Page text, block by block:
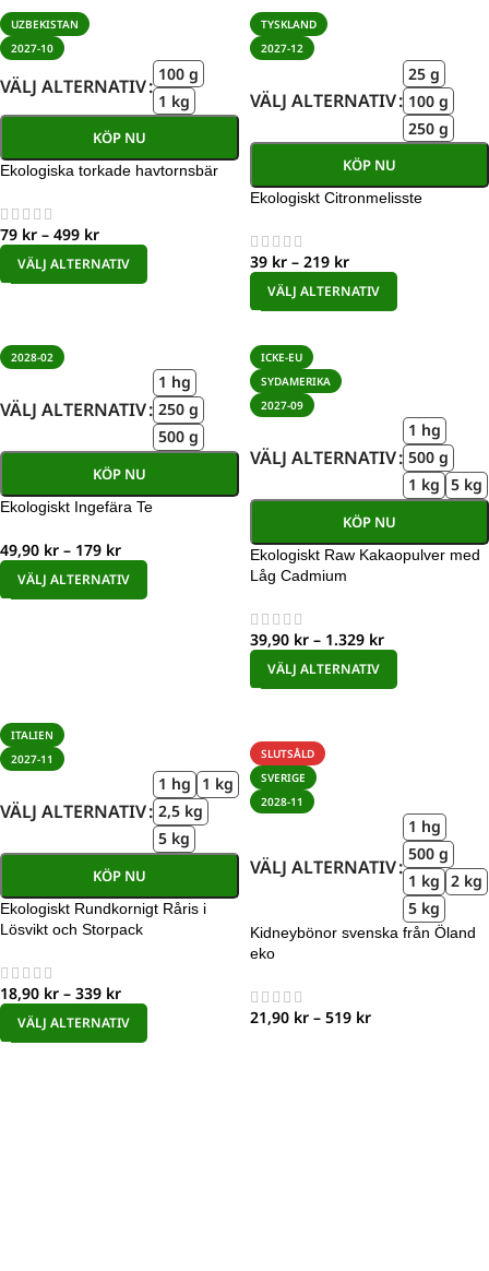
UZBEKISTAN
2027-10
VÄLJ ALTERNATIV
100 g
1 kg
KÖP NU
Ekologiska torkade havtornsbär
79 kr – 499 kr
VÄLJ ALTERNATIV
TYSKLAND
2027-12
VÄLJ ALTERNATIV
25 g
100 g
250 g
KÖP NU
Ekologiskt Citronmelisste
39 kr – 219 kr
VÄLJ ALTERNATIV
2028-02
VÄLJ ALTERNATIV
1 hg
250 g
500 g
KÖP NU
Ekologiskt Ingefära Te
49,90 kr – 179 kr
VÄLJ ALTERNATIV
ICKE-EU
SYDAMERIKA
2027-09
VÄLJ ALTERNATIV
1 hg
500 g
1 kg 5 kg
KÖP NU
Ekologiskt Raw Kakaopulver med
Låg Cadmium
39,90 kr – 1.329 kr
VÄLJ ALTERNATIV
ITALIEN
2027-11
VÄLJ ALTERNATIV
1 hg
1 kg
2,5 kg
5 kg
KÖP NU
Ekologiskt Rundkornigt Råris i
Lösvikt och Storpack
18,90 kr – 339 kr
VÄLJ ALTERNATIV
SLUTSÅLD
SVERIGE
2028-11
VÄLJ ALTERNATIV
1 hg
500 g
1 kg 2 kg
5 kg
Kidneybönor svenska från Öland
eko
21,90 kr – 519 kr